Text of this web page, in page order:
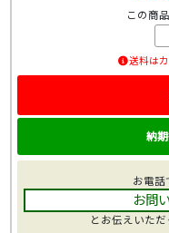
この商
送料は
納
お電話
お問
とお伝えいた